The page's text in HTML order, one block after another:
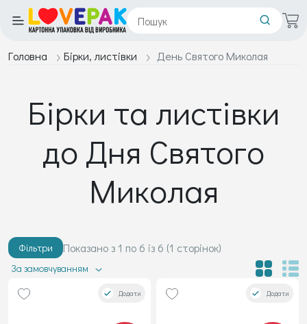
Головна Бірки, листівки День Святого Миколая
Бірки та листівки
до Дня Святого
Миколая
Фільтри Показано з 1 по 6 із 6 (1 сторінок)
За замовчуванням
Додати Додати